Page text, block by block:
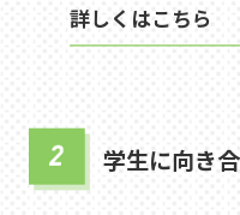
詳しくはこちら
学生に向き